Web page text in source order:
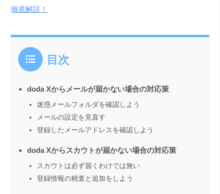
徹底解説！
目次
doda Xからメールが届かない場合の対応策
迷惑メールフォルダを確認しよう
メールの設定を見直す
登録したメールアドレスを確認しよう
doda Xからスカウトが届かない場合の対応策
スカウトは必ず届くわけでは無い
登録情報の精査と追加をしよう